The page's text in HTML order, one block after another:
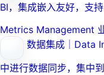
BI，集成嵌入友好，支
Metrics Management
数据集成｜Data
中进行数据同步，集中